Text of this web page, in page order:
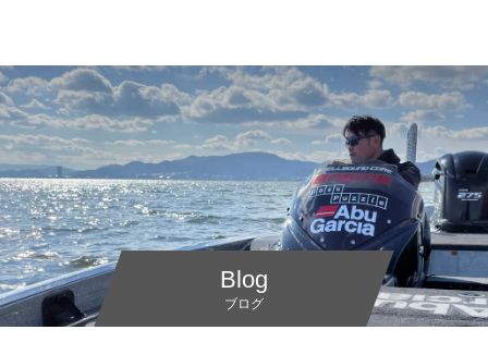
Blog
ブログ